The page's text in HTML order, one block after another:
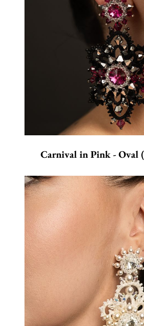
Carnival in Pink - Oval